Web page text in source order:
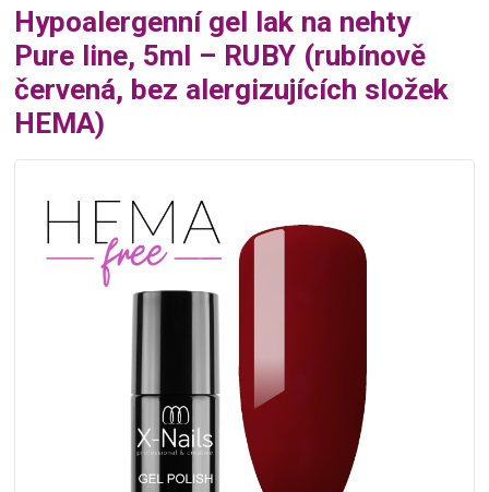
Hypoalergenní gel lak na nehty
Pure line, 5ml – RUBY (rubínově
červená, bez alergizujících složek
HEMA)